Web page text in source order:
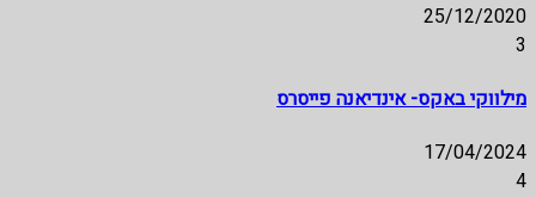
25/12/2020
3
מילווקי באקס- אינדיאנה פייסרס
17/04/2024
4